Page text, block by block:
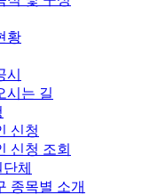
황
시
시는 길
신청
신청 조회
체
종목별 소개